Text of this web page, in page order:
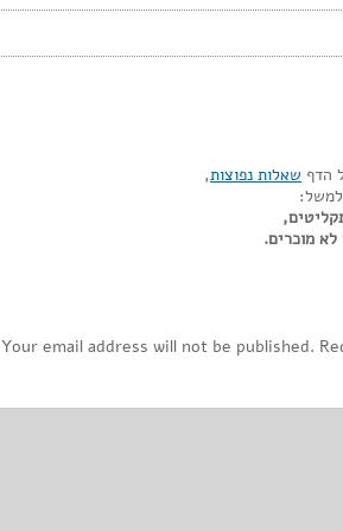
הדף שאלות נפוצות,
למשל:
מוכרים.
Your email address will not be published.